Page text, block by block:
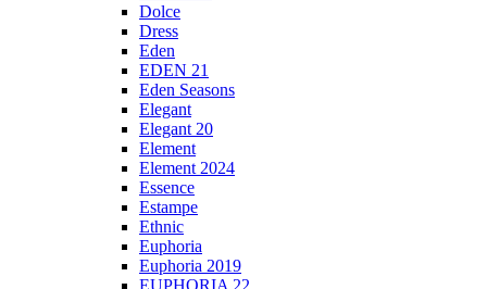
Dolce
Dress
Eden
EDEN 21
Eden Seasons
Elegant
Elegant 20
Element
Element 2024
Essence
Estampe
Ethnic
Euphoria
Euphoria 2019
EUPHORIA 22